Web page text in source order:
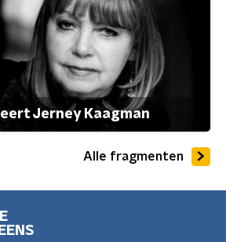
Jerney Kaagman
Alle fragmenten